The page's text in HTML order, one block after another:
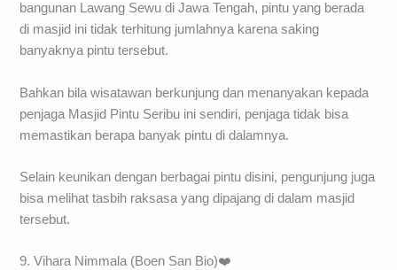
bangunan Lawang Sewu di Jawa Tengah, pintu yang berada
di masjid ini tidak terhitung jumlahnya karena saking
banyaknya pintu tersebut.
Bahkan bila wisatawan berkunjung dan menanyakan kepada
penjaga Masjid Pintu Seribu ini sendiri, penjaga tidak bisa
memastikan berapa banyak pintu di dalamnya.
Selain keunikan dengan berbagai pintu disini, pengunjung juga
bisa melihat tasbih raksasa yang dipajang di dalam masjid
tersebut.
9. Vihara Nimmala (Boen San Bio)❤️